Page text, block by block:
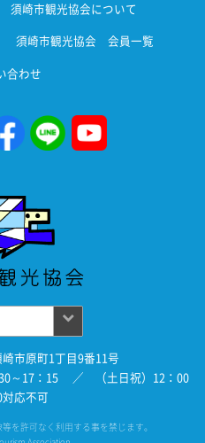
須崎市観光協会について
須崎市観光協会 会員一覧
合わせ
市原町1丁目9番11号
～17：15 ／ （土日祝）12：00
対応不可
を許可なく利用する事を禁じます。